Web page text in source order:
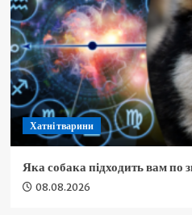
Хатні тварини
Яка собака підходить вам по
08.08.2026